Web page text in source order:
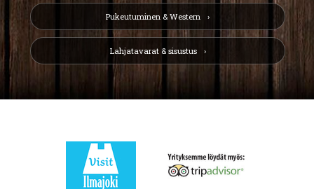
Pukeutuminen & Western
Lahjatavarat & sisustus